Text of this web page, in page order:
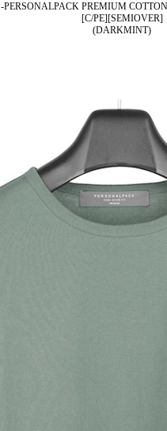
-PERSONALPACK PREMIUM
[C/PE][SEMIOVER]
(DARKMINT)